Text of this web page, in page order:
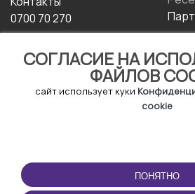
СОГЛАСИЕ НА
ФАЙЛОВ
сайт использует куки
cookie
ПОНЯТНО
0700 70 270
ЭКСПЛУАТАЦИИ
Условия и положения